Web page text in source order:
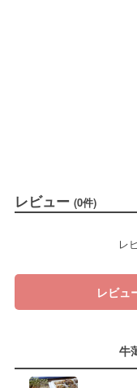
レビュー (0件)
レ
レビュ
牛